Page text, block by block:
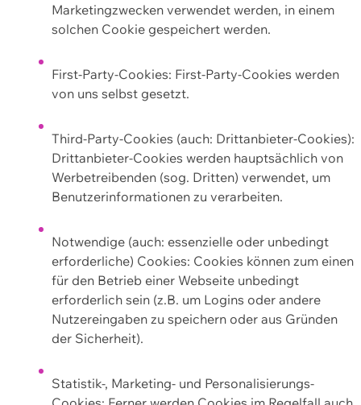
Marketingzwecken verwendet werden, in einem
solchen Cookie gespeichert werden.
First-Party-Cookies: First-Party-Cookies werden
von uns selbst gesetzt.
Third-Party-Cookies (auch: Drittanbieter-Cookies):
Drittanbieter-Cookies werden hauptsächlich von
Werbetreibenden (sog. Dritten) verwendet, um
Benutzerinformationen zu verarbeiten.
Notwendige (auch: essenzielle oder unbedingt
erforderliche) Cookies: Cookies können zum einen
für den Betrieb einer Webseite unbedingt
erforderlich sein (z.B. um Logins oder andere
Nutzereingaben zu speichern oder aus Gründen
der Sicherheit).
Statistik-, Marketing- und Personalisierungs-